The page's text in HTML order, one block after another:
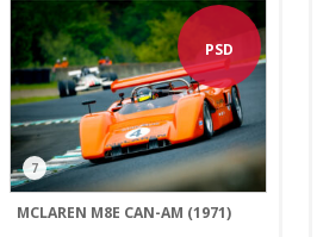
PSD
7
MCLAREN M8E CAN-AM (1971)